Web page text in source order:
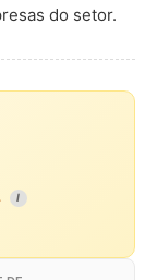
do setor.
I